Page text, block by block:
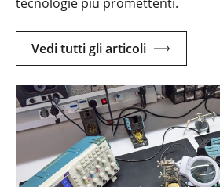
Vedi tutti gli articoli